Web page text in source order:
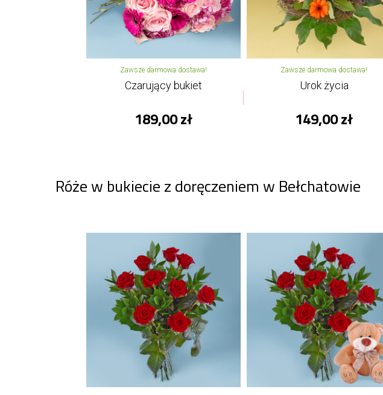
Zawsze darmowa dostawa!
Czarujący bukiet
189,00 zł
Zawsze darmowa dostawa!
Urok życia
149,00 zł
Róże w bukiecie z doręczeniem w Bełchatowie